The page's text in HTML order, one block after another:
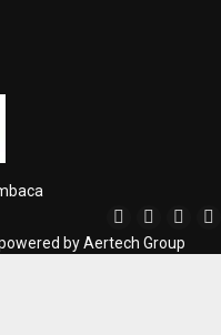
by Aertech Group